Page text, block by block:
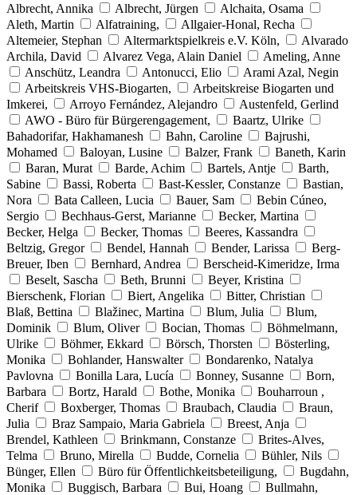
Albrecht, Annika
Albrecht, Jürgen
Alchaita, Osama
Aleth, Martin
Alfatraining,
Allgaier-Honal, Recha
Altemeier, Stephan
Altermarktspielkreis e.V. Köln,
Alvarado
Archila, David
Alvarez Vega, Alain Daniel
Ameling, Anne
Anschütz, Leandra
Antonucci, Elio
Arami Azal, Negin
Arbeitskreis VHS-Biogarten,
Arbeitskreise Biogarten und
Imkerei,
Arroyo Fernández, Alejandro
Austenfeld, Gerlind
AWO - Büro für Bürgerengagement,
Baartz, Ulrike
Bahadorifar, Hakhamanesh
Bahn, Caroline
Bajrushi,
Mohamed
Baloyan, Lusine Balzer, Frank
Baneth, Karin
Baran, Murat
Barde, Achim Bartels, Antje
Barth,
Sabine
Bassi, Roberta Bast-Kessler, Constanze
Bastian,
Nora
Bata Calleen, Lucia Bauer, Sam
Bebin Cúneo,
Sergio
Bechhaus-Gerst, Marianne
Becker, Martina
Becker, Helga
Becker, Thomas
Beeres, Kassandra
Beltzig, Gregor
Bendel, Hannah Bender, Larissa
Berg-
Breuer, Iben
Bernhard, Andrea
Berscheid-Kimeridze, Irma
Beselt, Sascha
Beth, Brunni
Beyer, Kristina
Bierschenk, Florian
Biert, Angelika
Bitter, Christian
Blaß, Bettina
Blažinec, Martina Blum, Julia
Blum,
Dominik
Blum, Oliver Bocian, Thomas
Böhmelmann,
Ulrike
Böhmer, Ekkard Börsch, Thorsten
Bösterling,
Monika
Bohlander, Hanswalter
Bondarenko, Natalya
Pavlovna
Bonilla Lara, Lucía Bonney, Susanne
Born,
Barbara
Bortz, Harald Bothe, Monika
Bouharroun ,
Cherif
Boxberger, Thomas Braubach, Claudia
Braun,
Julia
Braz Sampaio, Maria Gabriela
Breest, Anja
Brendel, Kathleen
Brinkmann, Constanze
Brites-Alves,
Telma
Bruno, Mirella Budde, Cornelia
Bühler, Nils
Bünger, Ellen
Büro für Öffentlichkeitsbeteiligung,
Bugdahn,
Monika
Buggisch, Barbara Bui, Hoang
Bullmahn,